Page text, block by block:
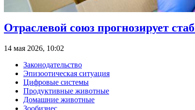
Отраслевой союз прогнозирует
14 мая 2026, 10:02
Законодательство
Эпизоотическая ситуация
Цифровые системы
Продуктивные животные
Домашние животные